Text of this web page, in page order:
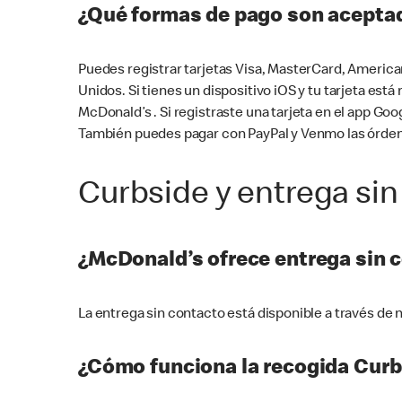
¿Qué formas de pago son
Puedes registrar tarjetas Visa, MasterCard,
Unidos. Si tienes un dispositivo iOS y tu tarjeta
McDonald’s . Si registraste una tarjeta en el app
También puedes pagar con PayPal y Venmo las
Curbside y entrega
¿McDonald’s ofrece entrega sin
La entrega sin contacto está disponible a través
¿Cómo funciona la recogida